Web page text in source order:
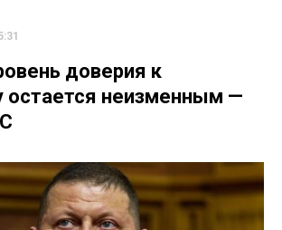
доверия к
остается неизменным —